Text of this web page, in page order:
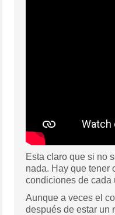
Esta claro que si no
nada. Hay que tener
condiciones de cada
Aunque a veces el
después de estar un